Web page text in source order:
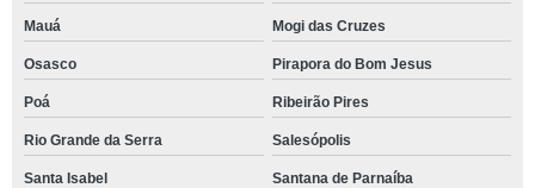
Mauá Mogi das Cruzes
Osasco Pirapora do Bom Jesus
Poá Ribeirão Pires
Rio Grande da Serra Salesópolis
Santa Isabel Santana de Parnaíba